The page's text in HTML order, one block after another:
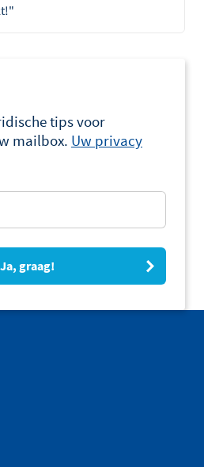
tips voor
mailbox. Uw privacy
Ja, graag!